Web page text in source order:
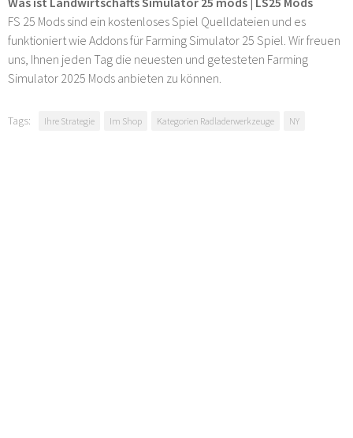
FS 25 Mods sind ein kostenloses Spiel Quelldateien und es
funktioniert wie Addons für Farming Simulator 25 Spiel. Wir freuen
uns, Ihnen jeden Tag die neuesten und getesteten Farming
Simulator 2025 Mods anbieten zu können.
Tags: Ihre Strategie Im Shop Kategorien Radladerwerkzeuge NY